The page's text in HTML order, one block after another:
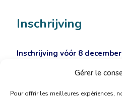
Gérer le
Pour offrir les meilleures expériences,
Inschrijving
Inschrijving vóór 8 december